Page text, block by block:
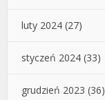
luty 2024 (27)
styczeń 2024 (33)
grudzień 2023 (36)